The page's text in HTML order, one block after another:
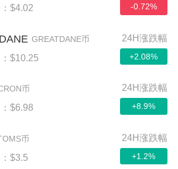
$4.02 -0.72%
GREATDANE币
$10.25
24H涨跌幅
+2.08%
币
$6.98
24H涨跌幅
+8.9%
币
$3.5
24H涨跌幅
+1.2%